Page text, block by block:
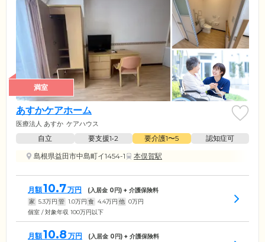
満室
あすかケアホーム
医療法人 あすか ケアハウス
自立 要支援1•2 要介護1〜5
認知症可
島根県益田市中島町イ1454-1
本俣賀駅
月額10.7万円 (入居金 0円) + 介護保険料
家 5.3万円 管 1.0万円 食 4.4万円 他 0万円
個室 / 対象年収 100万円以下
月額10.8 万円 (入居金 0円) + 介護保険料